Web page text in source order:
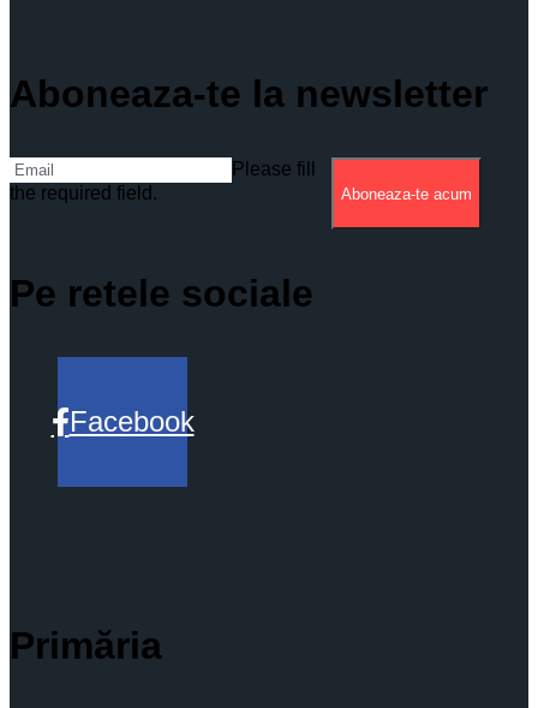
Aboneaza-te la newsletter
Please fill
the required field.
Aboneaza-te acum
Pe retele sociale
Facebook
Primăria